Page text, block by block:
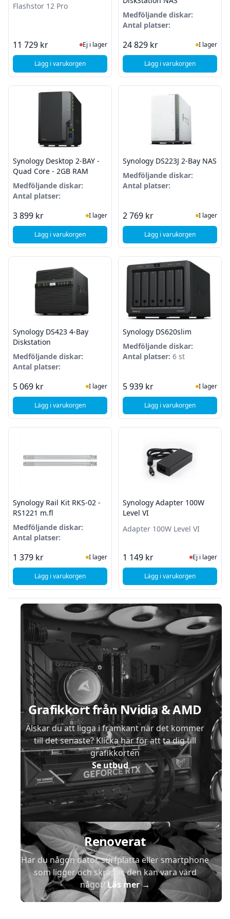
Flashstor 12 Pro
11 729 kr Ej i lager, besök produktsidan för
Ej i lager
Lägg i varukorgen, Asustor Flashstor 12 Pro
Medföljande diskar:
Antal platser:
24 829 kr I Lager
I lager
Lägg i varukorgen
, Synology
Synology Desktop 2-BAY -
Quad Core - 2GB RAM
Medföljande diskar:
Antal platser:
3 899 kr I Lager
I lager
Lägg i varukorgen, Synology Desktop 2-BAY - Quad Core - 2GB RAM
Synology DS223J 2-Bay NAS
Medföljande diskar:
Antal platser:
2 769 kr I Lager
I lager
Lägg i varukorgen, Synology DS223J 2-
Synology DS423 4-Bay
Diskstation
Medföljande diskar:
Antal platser:
5 069 kr I Lager
I lager
Lägg i varukorgen, Synology DS423 4-Bay Diskstation
Synology DS620slim
Medföljande diskar:
Antal platser: 6 st
5 939 kr I Lager
I lager
Lägg i varukorgen, Synology DS620slim
Synology Rail Kit RKS-02 -
RS1221 m.fl
Medföljande diskar:
Antal platser:
1 379 kr I Lager
I lager
Lägg i varukorgen, Synology Rail Kit RKS-02 - RS1221 m.fl
Synology Adapter 100W
Level VI
Adapter 100W Level VI
1 149 kr Ej i lager,
Ej i lager
Lägg i varukorgen, Synology Adapter
Grafikkort från Nvidia & AMD
Älskar du att ligga i framkant när det kommer
till det senaste? Klicka här för att ta dig till
grafikkorten
Se utbud→
Renoverat
Har du någon dator, surfplatta eller smartphone
som ligger och skräpar, den kan vara värd
något!Läs mer→